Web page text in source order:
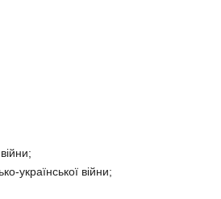
української війни;